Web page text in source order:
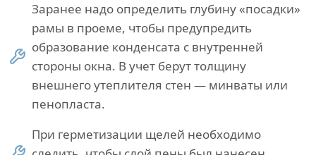
Заранее надо определить глубину «посадки»
рамы в проеме, чтобы предупредить
образование конденсата с внутренней
стороны окна. В учет берут толщину
внешнего утеплителя стен — минваты или
пенопласта.
При герметизации щелей необходимо